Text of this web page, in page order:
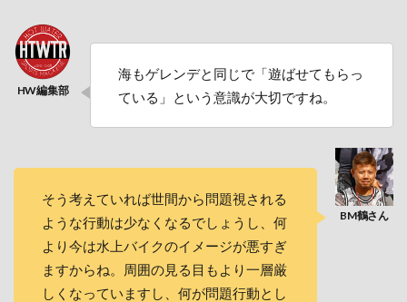
海もゲレンデと同じで「遊ばせてもらっ
ている」という意識が大切ですね。
そう考えていれば世間から問題視される
ような行動は少なくなるでしょうし、何
より今は水上バイクのイメージが悪すぎ
ますからね。周囲の見る目もより一層厳
しくなっていますし、何が問題行動とし